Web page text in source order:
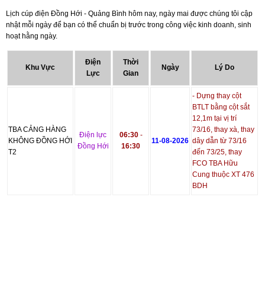
Lịch cúp điện Đồng Hới - Quảng Bình hôm nay, ngày mai được chúng tôi cập
nhật mỗi ngày để bạn có thể chuẩn bị trước trong công việc kinh doanh, sinh
hoạt hằng ngày.
Khu Vực
Điện
Lực
Thời
Gian
Ngày Lý Do
TBA CẢNG HÀNG
KHÔNG ĐỒNG HỚI
T2
Điện lực
Đồпg Hới
06:30-
16:30
11-08-2026
- Dựng thay cột
BTLT bằng cột sắt
12,1m tại vị trí
73/16, thay xà, thay
dây dẫn từ 73/16
đến 73/25, thay
FCO TBA Hữu
Cung thuộc XT 476
BDH